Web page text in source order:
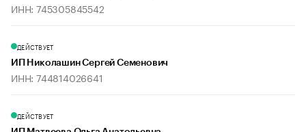
ИНН: 745305845542
ДЕЙСТВУЕТ
ИП Николашин Сергей Семенович
ИНН: 744814026641
ДЕЙСТВУЕТ